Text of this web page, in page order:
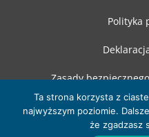
Polityka
Zasady
Ta strona korzysta z
najwyższym poziomie.
że zgadzasz